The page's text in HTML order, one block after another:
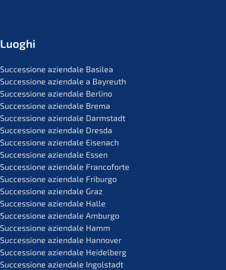
Luoghi
Succes­sio­ne aziend­a­le Basilea
Succes­sio­ne aziend­a­le a Bayreuth
Succes­sio­ne aziend­a­le Berlino
Succes­sio­ne aziend­a­le Brema
Succes­sio­ne aziend­a­le Darmstadt
Succes­sio­ne aziend­a­le Dresda
Succes­sio­ne aziend­a­le Eisenach
Succes­sio­ne aziend­a­le Essen
Succes­sio­ne aziend­a­le Francoforte
Succes­sio­ne aziend­a­le Friburgo
Succes­sio­ne aziend­a­le Graz
Succes­sio­ne aziend­a­le Halle
Succes­sio­ne aziend­a­le Amburgo
Succes­sio­ne aziend­a­le Hamm
Succes­sio­ne aziend­a­le Hannover
Succes­sio­ne aziend­a­le Heidelberg
Succes­sio­ne aziend­a­le Ingolstadt